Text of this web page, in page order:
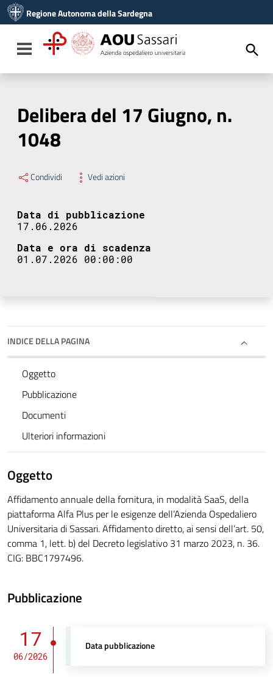
Vai al menu di navigazione
Vai al footer
Regione Autonoma della Sardegna
Toggle navigation
Delibera del 17 Giugno, n.
1048
Condividi Vedi azioni
Data di pubblicazione
17.06.2026
Data e ora di scadenza
01.07.2026 00:00:00
INDICE DELLA PAGINA
Oggetto
Pubblicazione
Documenti
Ulteriori informazioni
Oggetto
Affidamento annuale della fornitura, in modalità SaaS, della
piattaforma Alfa Plus per le esigenze dell’Azienda Ospedaliero
Universitaria di Sassari. Affidamento diretto, ai sensi dell’art. 50,
comma 1, lett. b) del Decreto legislativo 31 marzo 2023, n. 36.
CIG: BBC1797496.
Pubblicazione
17
06/2026
Data pubblicazione